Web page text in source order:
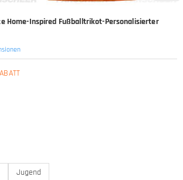
Home-Inspired Fußballtrikot-Personalisierter
Jugend